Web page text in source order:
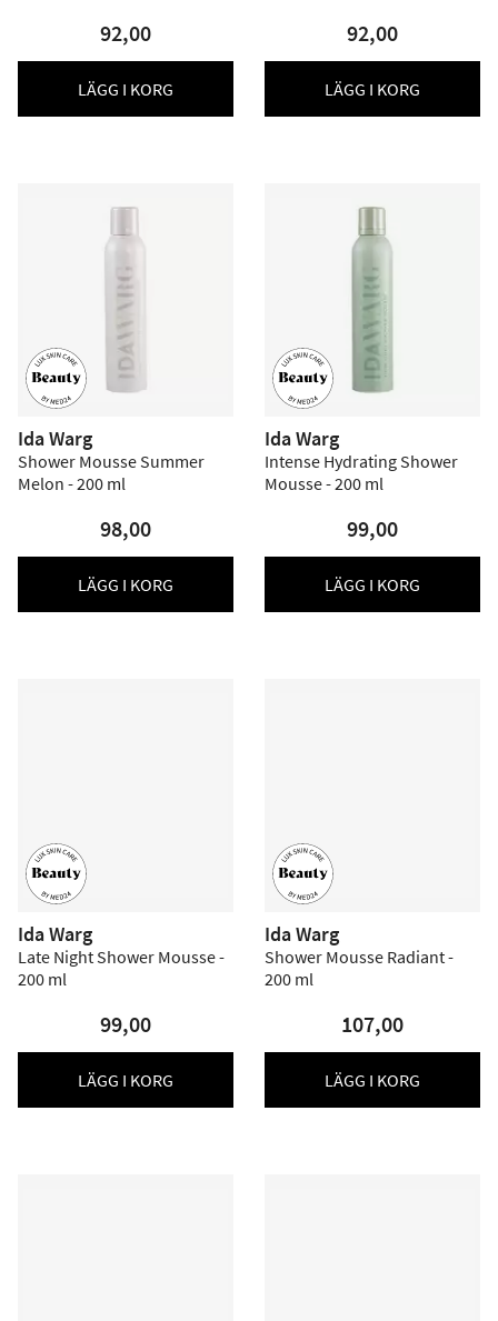
92,00
LÄGG I KORG
92,00
LÄGG I KORG
Ida Warg
Shower Mousse Summer
Melon - 200 ml
98,00
LÄGG I KORG
Ida Warg
Intense Hydrating Shower
Mousse - 200 ml
99,00
LÄGG I KORG
Ida Warg
Late Night Shower Mousse -
200 ml
99,00
LÄGG I KORG
Ida Warg
Shower Mousse Radiant -
200 ml
107,00
LÄGG I KORG